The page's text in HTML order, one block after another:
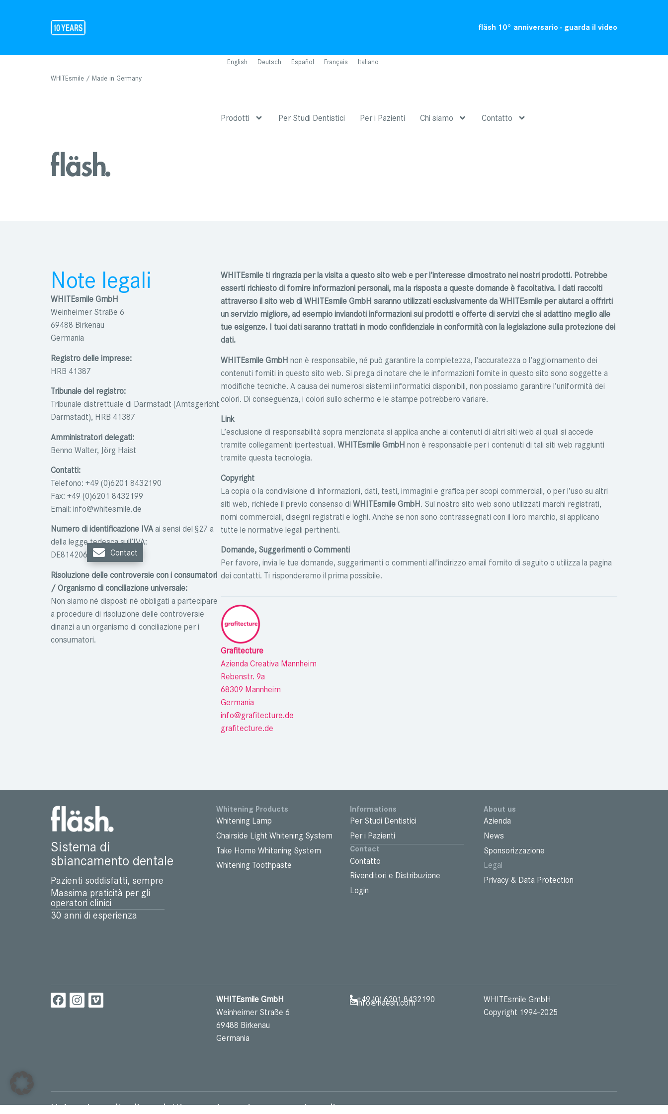
fläsh 10° anniversario - guarda il video
WHITEsmile / Made in Germany
English Deutsch Español Français Italiano
Prodotti Per Studi Dentistici Per i Pazienti Chi siamo Contatto
Note legali
WHITEsmile GmbH
Weinheimer Straße 6
69488 Birkenau
Germania
Registro delle imprese:
HRB 41387
Tribunale del registro:
Tribunale distrettuale di Darmstadt (Amtsgericht
Darmstadt), HRB 41387
Amministratori delegati:
Benno Walter, Jörg Haist
Contatti:
Telefono: +49 (0)6201 8432190
Fax: +49 (0)6201 8432199
Email: info@whitesmile.de
Numero di identificazione IVAai sensi del §27 a
della legge tedesca sull’IVA:
DE814206124
Risoluzione delle controversie con i consumatori
/ Organismo di conciliazione universale:
Non siamo né disposti né obbligati a partecipare
a procedure di risoluzione delle controversie
dinanzi a un organismo di conciliazione per i
consumatori.
WHITEsmile ti ringrazia per la visita a questo sito web e per l’interesse dimostrato nei nostri prodotti. Potrebbe
esserti richiesto di fornire informazioni personali, ma la risposta a queste domande è facoltativa. I dati raccolti
attraverso il sito web di WHITEsmile GmbH saranno utilizzati esclusivamente da WHITEsmile per aiutarci a offrirti
un servizio migliore, ad esempio inviandoti informazioni sui prodotti e offerte di servizi che si adattino meglio alle
tue esigenze. I tuoi dati saranno trattati in modo confidenziale in conformità con la legislazione sulla protezione dei
dati.
WHITEsmile GmbH non è responsabile, né può garantire la completezza, l’accuratezza o l’aggiornamento dei
contenuti forniti in questo sito web. Si prega di notare che le informazioni fornite in questo sito sono soggette a
modifiche tecniche. A causa dei numerosi sistemi informatici disponibili, non possiamo garantire l’uniformità dei
colori. Di conseguenza, i colori sullo schermo e le stampe potrebbero variare.
Link
L’esclusione di responsabilità sopra menzionata si applica anche ai contenuti di altri siti web ai quali si accede
tramite collegamenti ipertestuali. WHITEsmile GmbH non è responsabile per i contenuti di tali siti web raggiunti
tramite questa tecnologia.
Copyright
La copia o la condivisione di informazioni, dati, testi, immagini e grafica per scopi commerciali, o per l’uso su altri
siti web, richiede il previo consenso di WHITEsmile GmbH. Sul nostro sito web sono utilizzati marchi registrati,
nomi commerciali, disegni registrati e loghi. Anche se non sono contrassegnati con il loro marchio, si applicano
tutte le normative legali pertinenti.
Domande, Suggerimenti o Commenti
Per favore, invia le tue domande, suggerimenti o commenti all’indirizzo email fornito di seguito o utilizza la pagina
dei contatti. Ti risponderemo il prima possibile.
Grafitecture
Azienda Creativa Mannheim
Rebenstr. 9a
68309 Mannheim
Germania
info@grafitecture.de
grafitecture.de
Sistema di
sbiancamento dentale
Pazienti soddisfatti, sempre
Massima praticità per gli
operatori clinici
30 anni di esperienza
Whitening Products
Whitening Lamp
Chairside Light Whitening System
Take Home Whitening System
Whitening Toothpaste
Informations
Per Studi Dentistici
Per i Pazienti
Contact
Contatto
Rivenditori e Distribuzione
Login
About us
Azienda
News
Sponsorizzazione
Legal
Privacy & Data Protection
WHITEsmile GmbH
Weinheimer Straße 6
69488 Birkenau
Germania
+49 (0) 6201 8432190
info@flaesh.com
WHITEsmile GmbH
Copyright 1994-2025
Un’ampia scelta di prodotti per un’esperienza superiore di
Contact